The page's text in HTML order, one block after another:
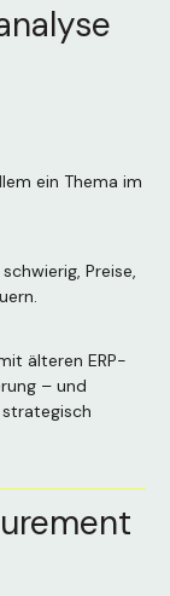
ein Thema im
Preise,
älteren ERP-
– und